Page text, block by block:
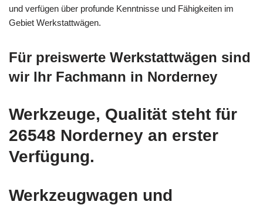
und verfügen über profunde Kenntnisse und Fähigkeiten im
Gebiet Werkstattwägen.
Für preiswerte Werkstattwägen sind
wir Ihr Fachmann in Norderney
Werkzeuge, Qualität steht für
26548 Norderney an erster
Verfügung.
Werkzeugwagen und